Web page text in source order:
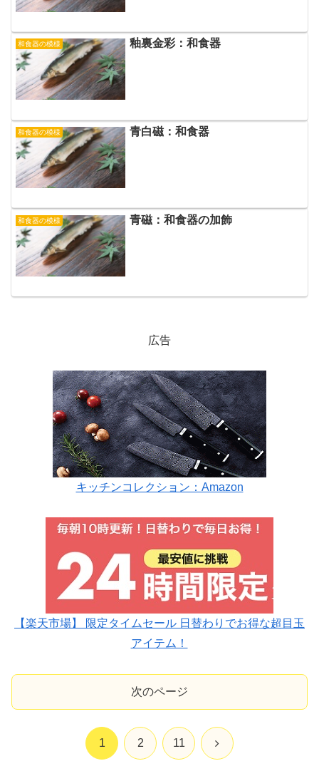
和食器の模様 釉裏金彩：和食器
和食器の模様 青白磁：和食器
和食器の模様 青磁：和食器の加飾
広告
キッチンコレクション：Amazon
【楽天市場】 限定タイムセール 日替わりでお得な超目玉
アイテム！
次のページ
1 2 11 次